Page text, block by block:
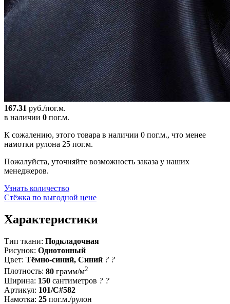
167.31 руб./пог.м.
в наличии 0 пог.м.
К сожалению, этого товара в наличии 0 пог.м., что менее
намотки рулона 25 пог.м.
Пожалуйста, уточняйте возможность заказа у наших
менеджеров.
Узнать количество
Стёжка по выгодной цене
Характеристики
Тип ткани: Подкладочная
Рисунок: Однотонный
Цвет: Тёмно-синий, Синий ? ?
Плотность: 80 грамм/м2
Ширина: 150 сантиметров ? ?
Артикул: 101/C#582
Намотка: 25 пог.м./рулон